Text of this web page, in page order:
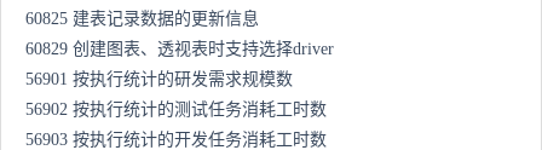
60825 建表记录数据的更新信息
60829 创建图表、透视表时支持选择driver
56901 按执行统计的研发需求规模数
56902 按执行统计的测试任务消耗工时数
56903 按执行统计的开发任务消耗工时数